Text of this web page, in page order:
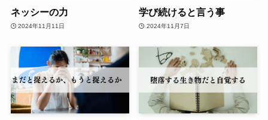
ネッシーの力
2024年11月11日
学び続けると言う事
2024年11月7日